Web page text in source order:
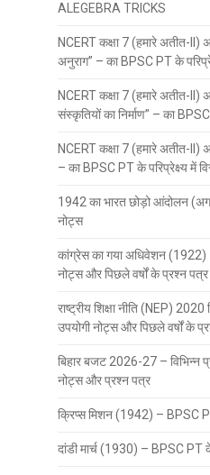
ALEGEBRA TRICKS
NCERT कक्षा 7 (हमारे अतीत-II)
अनुराग” – का BPSC PT के
NCERT कक्षा 7 (हमारे अतीत-II)
संस्कृतियों का निर्माण” – का
NCERT कक्षा 7 (हमारे अतीत-II)
– का BPSC PT के परिप्रेक्ष्य में
1942 का भारत छोड़ो आंदोलन
नोट्स
कांग्रेस का गया अधिवेशन
नोट्स और पिछले वर्षों के प्रश्न पत्र
राष्ट्रीय शिक्षा नीति (NEP) 2020
उपयोगी नोट्स और पिछले वर्षों के
बिहार बजट 2026-27 – विभिन्न
नोट्स और प्रश्न पत्र
क्रिप्स मिशन (1942) – BPSC
दांडी मार्च (1930) – BPSC PT